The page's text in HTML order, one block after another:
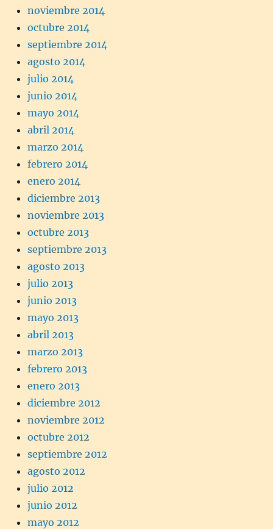
noviembre 2014
octubre 2014
septiembre 2014
agosto 2014
julio 2014
junio 2014
mayo 2014
abril 2014
marzo 2014
febrero 2014
enero 2014
diciembre 2013
noviembre 2013
octubre 2013
septiembre 2013
agosto 2013
julio 2013
junio 2013
mayo 2013
abril 2013
marzo 2013
febrero 2013
enero 2013
diciembre 2012
noviembre 2012
octubre 2012
septiembre 2012
agosto 2012
julio 2012
junio 2012
mayo 2012